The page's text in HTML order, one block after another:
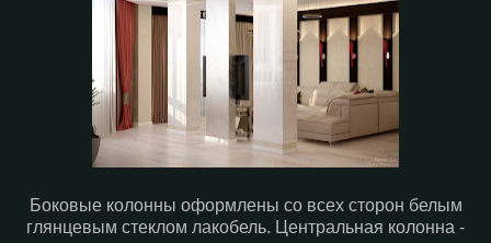
Боковые колонны оформлены со всех сторон белым
глянцевым стеклом лакобель. Центральная колонна -